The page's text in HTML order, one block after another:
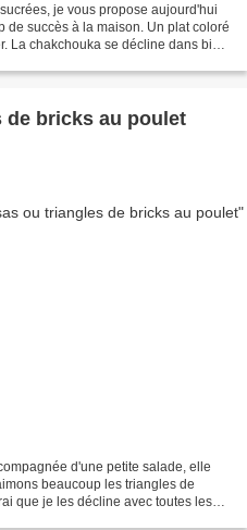
je vous propose aujourd'hui
de succès à la maison. Un plat coloré
La chakchouka se décline dans bien
de bricks au poulet
d'une petite salade, elle
beaucoup les triangles de
que je les décline avec toutes les